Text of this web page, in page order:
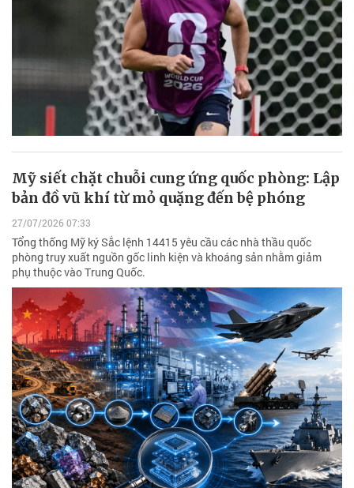
Mỹ siết chặt chuỗi cung ứng quốc phòng: Lập
bản đồ vũ khí từ mỏ quặng đến bệ phóng
27/07/2026 07:33
Tổng thống Mỹ ký Sắc lệnh 14415 yêu cầu các nhà thầu quốc
phòng truy xuất nguồn gốc linh kiện và khoáng sản nhằm giảm
phụ thuộc vào Trung Quốc.